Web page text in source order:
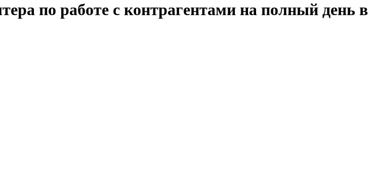
по работе с контрагентами на полный день в